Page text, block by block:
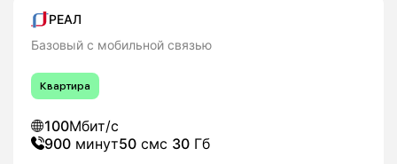
РЕАЛ
Базовый с мобильной связью
Квартира
100Мбит/с
900 минут50 смс 30 Гб